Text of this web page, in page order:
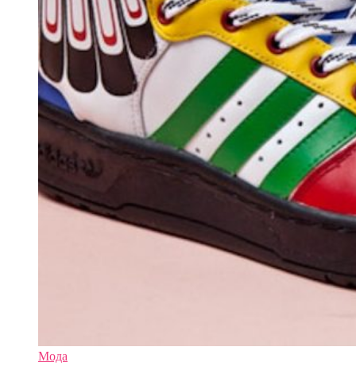
Мода